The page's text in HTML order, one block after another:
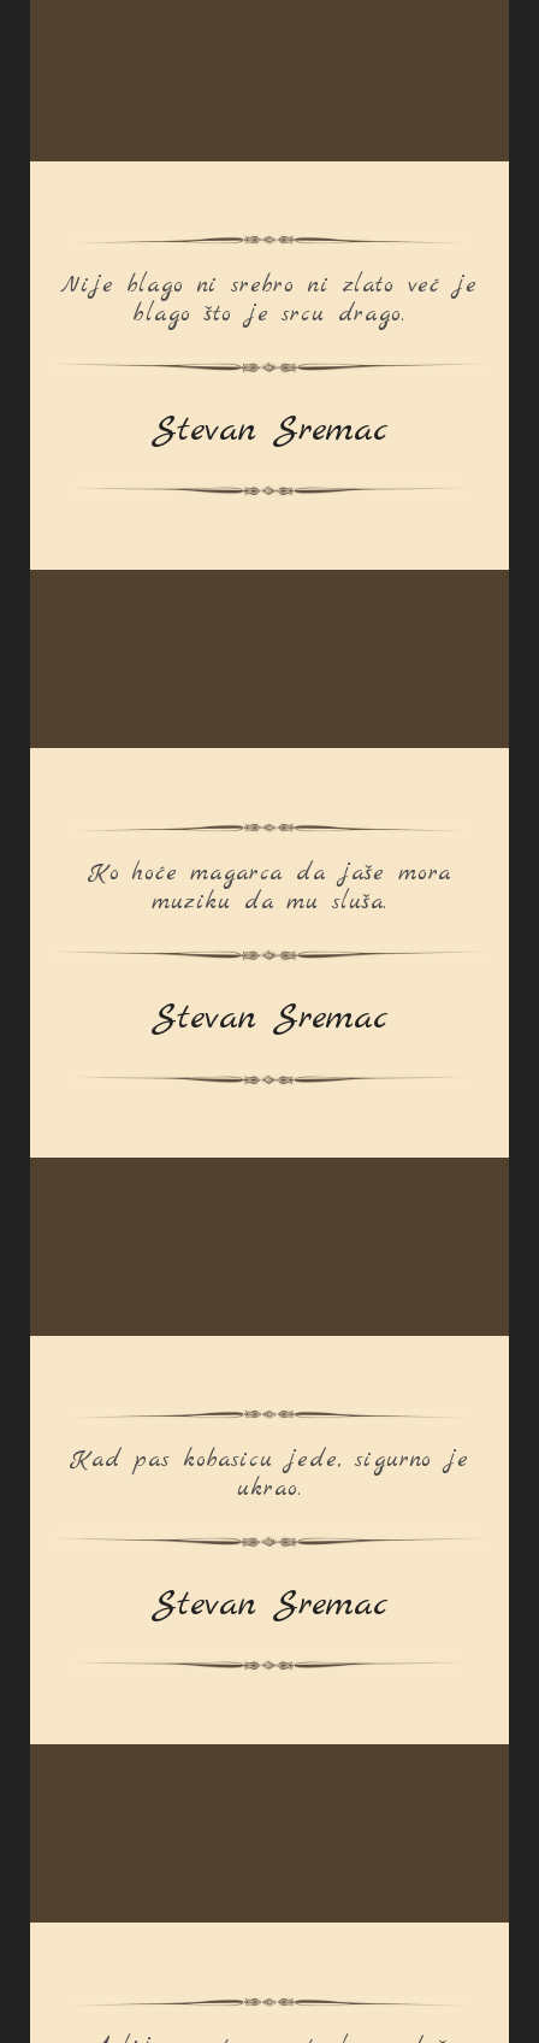
Nije blago ni srebro ni zlato već je
blago što je srcu drago.
Stevan Sremac
Ko hoće magarca da jaše mora
muziku da mu sluša.
Stevan Sremac
Kad pas kobasicu jede, sigurno je
ukrao.
Stevan Sremac